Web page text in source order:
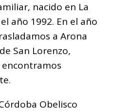
nacido en La
año 1992. En el año
a Arona
San Lorenzo,
Obelisco